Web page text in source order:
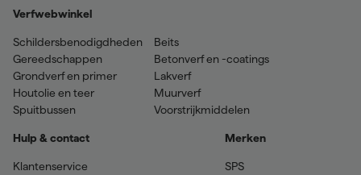
Verfwebwinkel
Schildersbenodigdheden
Gereedschappen
Grondverf en primer
Houtolie en teer
Spuitbussen
Beits
Betonverf en -coatings
Lakverf
Muurverf
Voorstrijkmiddelen
Hulp & contact
Klantenservice
Merken
SPS